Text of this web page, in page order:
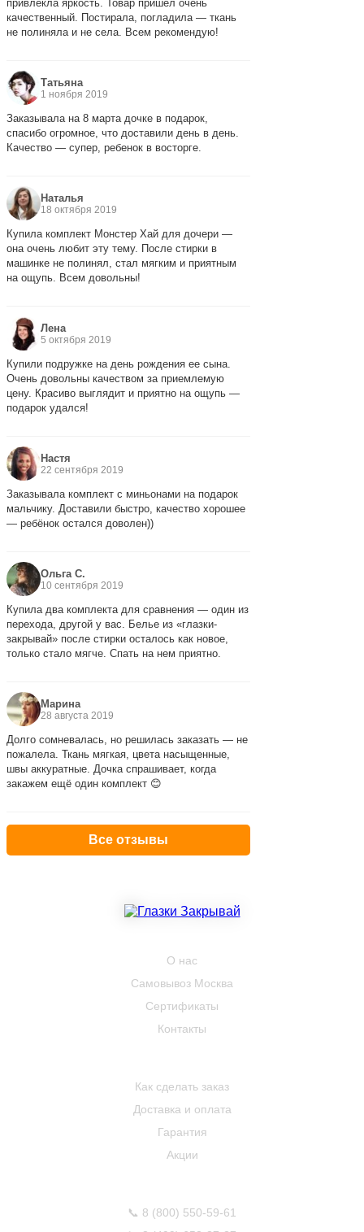
привлекла яркость. Товар пришел очень
качественный. Постирала, погладила — ткань
не полиняла и не села. Всем рекомендую!
Татьяна
1 ноября 2019
Заказывала на 8 марта дочке в подарок,
спасибо огромное, что доставили день в день.
Качество — супер, ребенок в восторге.
Наталья
18 октября 2019
Купила комплект Монстер Хай для дочери —
она очень любит эту тему. После стирки в
машинке не полинял, стал мягким и приятным
на ощупь. Всем довольны!
Лена
5 октября 2019
Купили подружке на день рождения ее сына.
Очень довольны качеством за приемлемую
цену. Красиво выглядит и приятно на ощупь —
подарок удался!
Настя
22 сентября 2019
Заказывала комплект с миньонами на подарок
мальчику. Доставили быстро, качество хорошее
— ребёнок остался доволен))
Ольга С.
10 сентября 2019
Купила два комплекта для сравнения — один из
перехода, другой у вас. Белье из «глазки-
закрывай» после стирки осталось как новое,
только стало мягче. Спать на нем приятно.
Марина
28 августа 2019
Долго сомневалась, но решилась заказать — не
пожалела. Ткань мягкая, цвета насыщенные,
швы аккуратные. Дочка спрашивает, когда
закажем ещё один комплект 😊
Все отзывы
О нас
Самовывоз Москва
Сертификаты
Контакты
Как сделать заказ
Доставка и оплата
Гарантия
Акции
📞 8 (800) 550-59-61